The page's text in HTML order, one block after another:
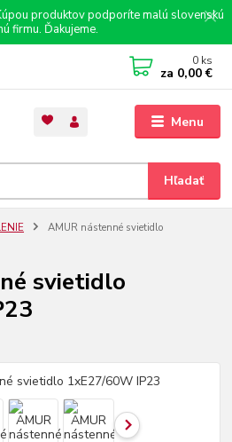
produktov podporíte malú slovenskú
firmu. Ďakujeme.
Menu
Hľadať
0 ks
za 0,00 €
AMUR nástenné svietidlo
svietidlo